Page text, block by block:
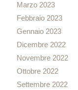
Marzo 2023
Febbraio 2023
Gennaio 2023
Dicembre 2022
Novembre 2022
Ottobre 2022
Settembre 2022